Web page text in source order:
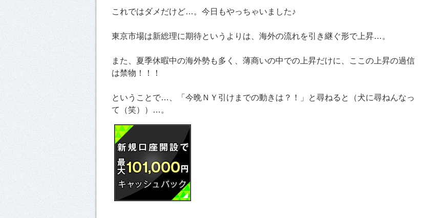
これではダメだけど…。今日もやっちゃいました♪
東京市場は新総理に期待というよりは、海外の流れを引き継ぐ形で上昇…。
また、夏季休暇中の海外勢も多く、薄商いの中での上昇だけに、ここの上昇の過信
は禁物！！！
ということで…、「今晩ＮＹ引けまでの動きは？！」と尋ねると（犬に尋ねんなっ
て（笑））…。